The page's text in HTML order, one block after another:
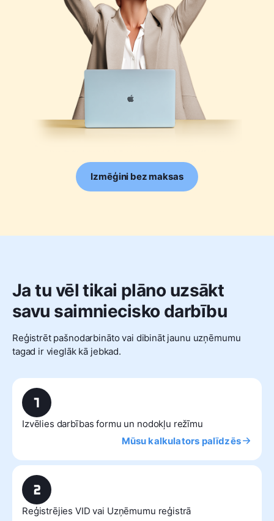
Izmēģini bez maksas
Ja tu vēl tikai plāno uzsākt
savu saimniecisko darbību
Reģistrēt pašnodarbināto vai dibināt jaunu uzņēmumu
tagad ir vieglāk kā jebkad.
Izvēlies darbības formu un nodokļu režīmu
Mūsu kalkulators palīdzēs
Reģistrējies VID vai Uzņēmumu reģistrā